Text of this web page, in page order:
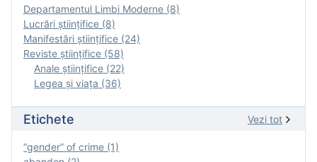
Departamentul Limbi Moderne (8)
Lucrări științifice (8)
Manifestări ştiinţifice (24)
Reviste ştiinţifice (58)
Anale ştiinţifice (22)
Legea şi viaţa (36)
Etichete Vezi tot
“gender” of crime (1)